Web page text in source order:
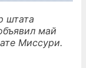
штата
май
Миссури.